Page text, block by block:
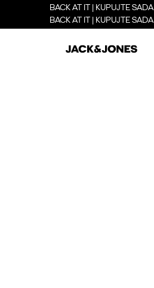
BACK AT IT | KUPUJTE SADA
BACK AT IT | KUPUJTE SADA